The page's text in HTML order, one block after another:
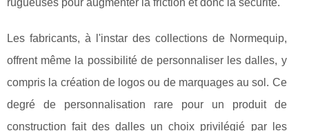
rugueuses pour augmenter la friction et donc la sécurité.
Les fabricants, à l'instar des collections de Normequip,
offrent même la possibilité de personnaliser les dalles, y
compris la création de logos ou de marquages au sol. Ce
degré de personnalisation rare pour un produit de
construction fait des dalles un choix privilégié par les